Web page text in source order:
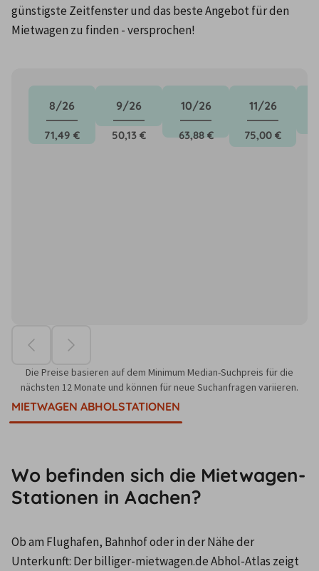
günstigste Zeitfenster und das beste Angebot für den
Mietwagen zu finden - versprochen!
8/26
71,49 €
9/26
50,13 €
10/26
63,88 €
11/26
75,00 €
Die Preise basieren auf dem Minimum Median-Suchpreis für die
nächsten 12 Monate und können für neue Suchanfragen variieren.
MIETWAGEN ABHOLSTATIONEN
Wo befinden sich die Mietwagen-
Stationen in Aachen?
Ob am Flughafen, Bahnhof oder in der Nähe der
Unterkunft: Der billiger-mietwagen.de Abhol-Atlas zeigt